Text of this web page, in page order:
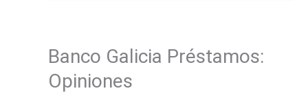
Banco Galicia Préstamos:
Opiniones